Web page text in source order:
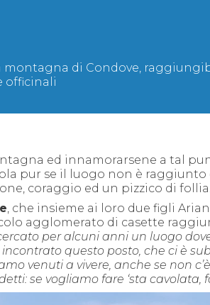
di Condove,
officinali
ed innamorarsene a tal
pur se il luogo non è
coraggio ed un pizzico di follia.
, che insieme ai loro due figli
agglomerato di casette
per alcuni anni un luogo
questo posto, che ci è
venuti a vivere, anche se non
se vogliamo fare ‘sta cavolata,